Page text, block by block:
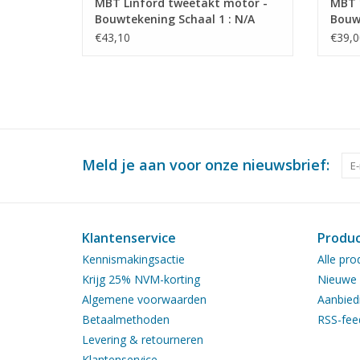
Bouwtekening Schaal 1 : N/A
(60.10.010)
€43,10
Meld je aan voor onze nieuwsbrief:
Klantenservice
Kennismakingsactie
Krijg 25% NVM-korting
Algemene voorwaarden
Betaalmethoden
Levering & retourneren
Alle
RSS-